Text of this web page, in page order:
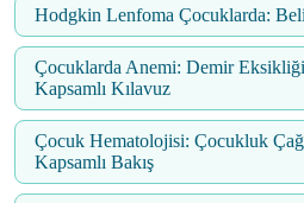
Hodgkin Lenfoma Çocuklarda:
Çocuklarda Anemi: Demir
Kapsamlı Kılavuz
Çocuk Hematolojisi: Çocukluk
Kapsamlı Bakış